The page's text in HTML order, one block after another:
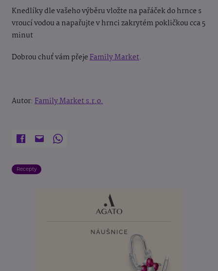
Knedlíky dle vašeho výběru vložte na pařáček do hrnce s
vroucí vodou a napařujte v hrnci zakrytém pokličkou cca 5
minut
Dobrou chuť vám přejeFamily Market.
Autor: Family Market s.r.o.
Recepty